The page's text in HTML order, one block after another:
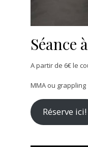
Séance
A partir de 6€ le
MMA ou grappling
Réserve ici!